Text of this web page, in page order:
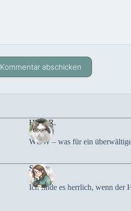
Kommentar abschicken
Heidi R.
WOW – was für ein
Sari
Ich finde es herrlich, wenn der